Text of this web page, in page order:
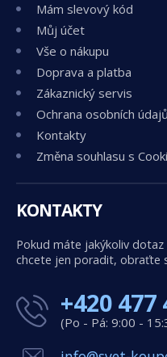
Mám slevový kód
Můj účet
Vše o nákupu
Doprava a platba
Zákaznický servis
Ochrana osobních
Kontakty
Změna souhlasu s
KONTAKTY
Pokud máte jakýkoliv
chcete jen poradit, obraťte
+420 477
(Po - Pá: 9:00 -